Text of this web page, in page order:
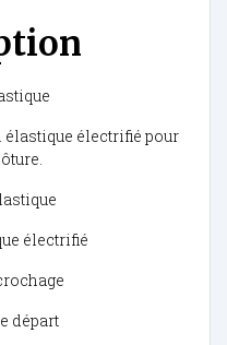
électrifié pour
électrifié
départ